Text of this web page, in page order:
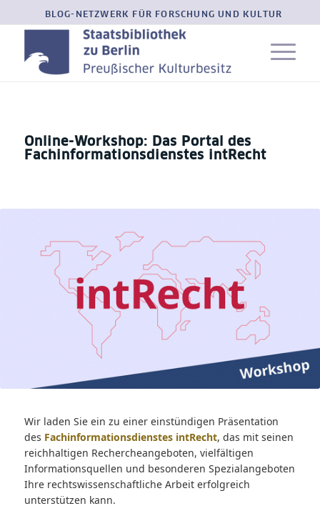
BLOG-NETZWERK FÜR FORSCHUNG UND KULTUR
Online-Workshop: Das Portal des
Fachinformationsdienstes intRecht
Wir laden Sie ein zu einer einstündigen Präsentation
des Fachinformationsdienstes intRecht, das mit seinen
reichhaltigen Rechercheangeboten, vielfältigen
Informationsquellen und besonderen Spezialangeboten
Ihre rechtswissenschaftliche Arbeit erfolgreich
unterstützen kann.